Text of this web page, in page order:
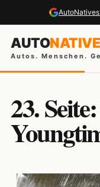
AUTO
Autos. Menschen.
23.